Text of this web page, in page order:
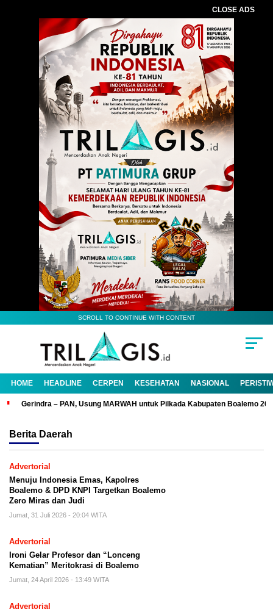
CLOSE ADS
SCROLL TO CONTINUE WITH CONTENT
HOME HEADLINE CERPEN KESEHATAN NASIONAL
Gerindra – PAN, Usung MARWAH untuk Pilkada Kabupaten Boalemo
Berita Daerah
Advertorial
Menuju Indonesia Emas, Kapolres
Boalemo & DPD KNPI Targetkan Boalemo
Zero Miras dan Judi
Jumat, 31 Juli 2026 - 20:04 WITA
Advertorial
Ironi Gelar Profesor dan “Lonceng
Kematian” Meritokrasi di Boalemo
Jumat, 24 April 2026 - 13:49 WITA
Advertorial